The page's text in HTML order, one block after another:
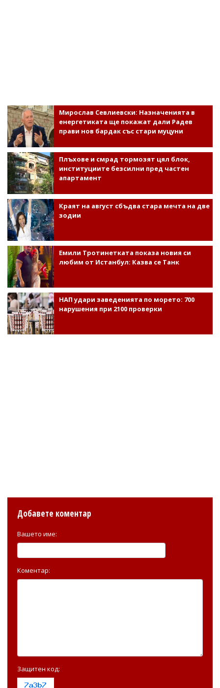
Мирослав Севлиевски: Назначенията в
енергетиката ще покажат дали Радев
прави нов бардак със стари муцуни
Плъхове и смрад тормозят цял блок,
институциите безсилни пред частен
апартамент
Краят на август сбъдва стара мечта на две
зодии
Емили Тротинетката показа новия си
любим от Истанбул: Казва се Танк
НАП удари заведенията по морето: 700
нарушения при 2100 проверки
Добавете коментар
Вашето име:
Коментар:
Защитен код: